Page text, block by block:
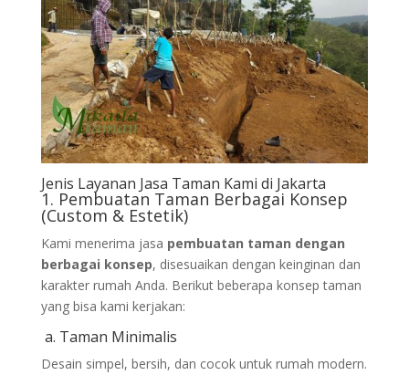
Jenis Layanan Jasa Taman Kami di Jakarta
1. Pembuatan Taman Berbagai Konsep
(Custom & Estetik)
Kami menerima jasa pembuatan taman dengan
berbagai konsep, disesuaikan dengan keinginan dan
karakter rumah Anda. Berikut beberapa konsep taman
yang bisa kami kerjakan:
a. Taman Minimalis
Desain simpel, bersih, dan cocok untuk rumah modern.